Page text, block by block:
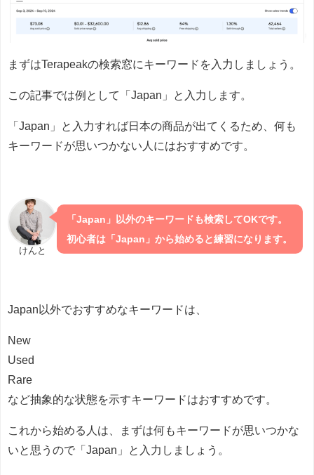
まずはTerapeakの検索窓にキーワードを入力しましょう。
この記事では例として「Japan」と入力します。
「Japan」と入力すれば日本の商品が出てくるため、何も
キーワードが思いつかない人にはおすすめです。
けんと
「Japan」以外のキーワードも検索してOKです。
初心者は「Japan」から始めると練習になります。
Japan以外でおすすめなキーワードは、
New
Used
Rare
など抽象的な状態を示すキーワードはおすすめです。
これから始める人は、まずは何もキーワードが思いつかな
いと思うので「Japan」と入力しましょう。